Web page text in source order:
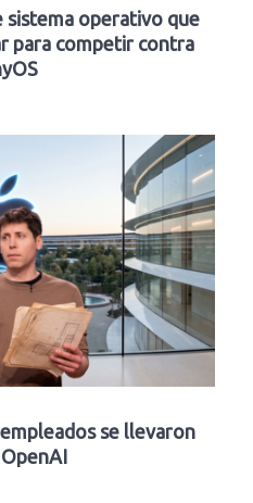
sistema operativo que
para competir contra
se llevaron